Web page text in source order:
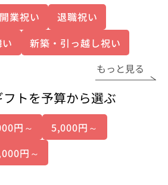
業祝い
退職祝い
新築・引っ越し祝い
もっと見る
フトを予算から選ぶ
円～
5,000円～
円～